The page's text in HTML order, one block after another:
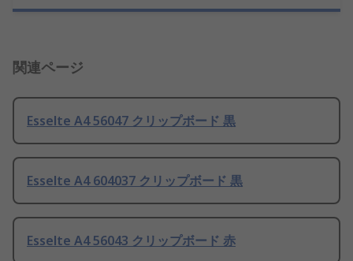
関連ページ
Esselte A4 56047 クリップボード 黒
Esselte A4 604037 クリップボード 黒
Esselte A4 56043 クリップボード 赤